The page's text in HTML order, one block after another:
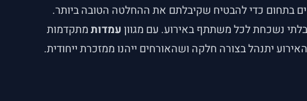
בתחום כדי להבטיח שקיבלתם את ההחלטה הטובה ביותר.
בלתי נשכחת לכל משתתף באירוע. עם מגווןעמדותמתקדמות
יתנהל בצורה חלקה ושהאורחים ייהנו ממזכרת ייחודית.